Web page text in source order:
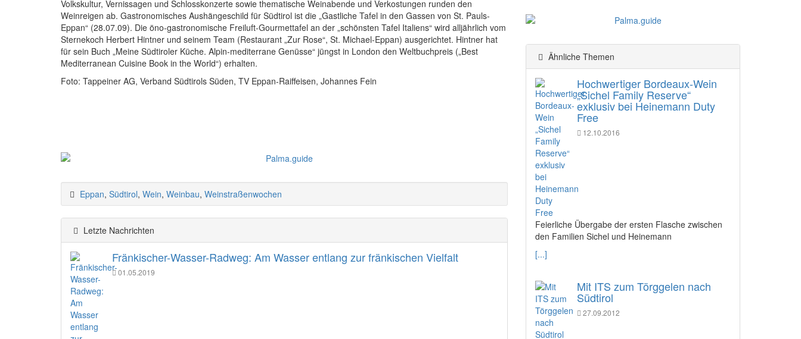
Volkskultur, Vernissagen und Schlosskonzerte sowie thematische Weinabende und Verkostungen runden den
Weinreigen ab. Gastronomisches Aushängeschild für Südtirol ist die „Gastliche Tafel in den Gassen von St. Pauls-
Eppan“ (28.07.09). Die öno-gastronomische Freiluft-Gourmettafel an der „schönsten Tafel Italiens“ wird alljährlich vom
Sternekoch Herbert Hintner und seinem Team (Restaurant „Zur Rose“, St. Michael-Eppan) ausgerichtet. Hintner hat
für sein Buch „Meine Südtiroler Küche. Alpin-mediterrane Genüsse“ jüngst in London den Weltbuchpreis („Best
Mediterranean Cuisine Book in the World“) erhalten.
Foto: Tappeiner AG, Verband Südtirols Süden, TV Eppan-Raiffeisen, Johannes Fein
Eppan, Südtirol, Wein, Weinbau, Weinstraßenwochen
Letzte Nachrichten
Fränkischer-Wasser-Radweg: Am Wasser entlang zur fränkischen Vielfalt
01.05.2019
Ähnliche Themen
Hochwertiger Bordeaux-Wein
„Sichel Family Reserve“
exklusiv bei Heinemann Duty
Free
12.10.2016
Feierliche Übergabe der ersten Flasche zwischen
den Familien Sichel und Heinemann
[...]
Mit ITS zum Törggelen nach
Südtirol
27.09.2012